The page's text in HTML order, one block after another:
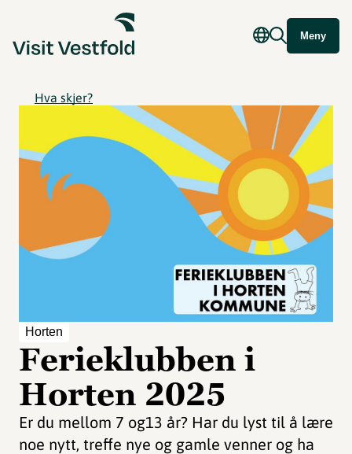
Meny
Hva skjer?
Horten
Ferieklubben i
Horten 2025
Er du mellom 7 og13 år? Har du lyst til å lære
noe nytt, treffe nye og gamle venner og ha